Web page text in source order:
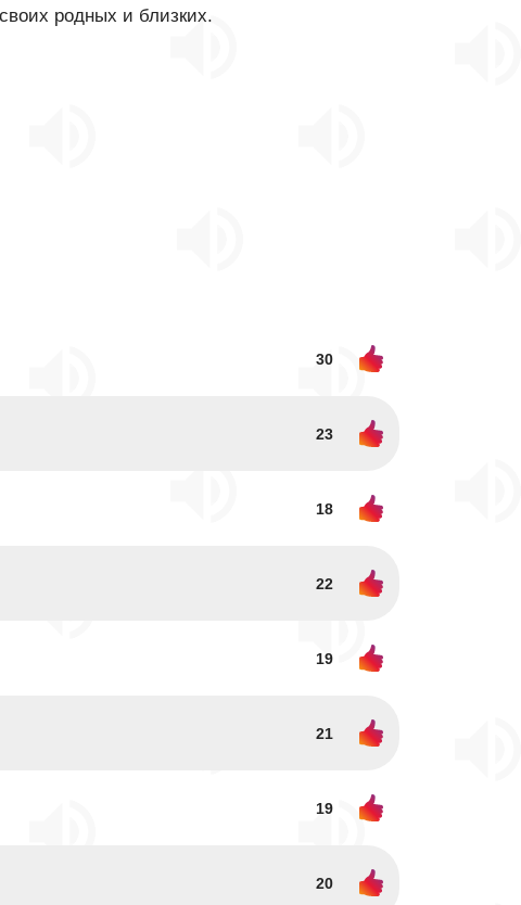
родных и близких.
30
23
18
22
19
21
19
20